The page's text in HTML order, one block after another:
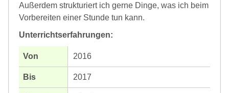
Außerdem strukturiert ich gerne Dinge, was ich beim
Vorbereiten einer Stunde tun kann.
Unterrichtserfahrungen:
2016
2017